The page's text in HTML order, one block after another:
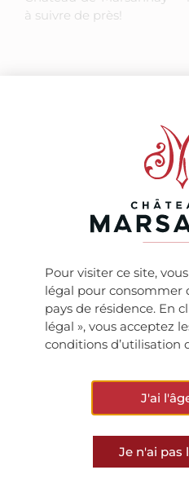
à suivre de près!
La Revue du Vin de France!
VOIR
Ne
notre
Pour vous tenir
Pour visiter ce site,
légal pour consommer
pays de résidence. En
légal », vous acceptez
conditions d’utilisation
J'ai
Je n'ai pas